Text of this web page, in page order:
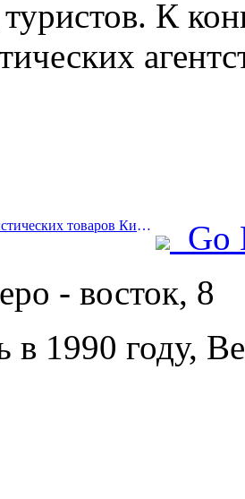
К
Prev:Конкурс туристических товаров Китая успешно прошел в Сянтане (провинция Хунань).
Go
- восток, 8
в 1990 году,